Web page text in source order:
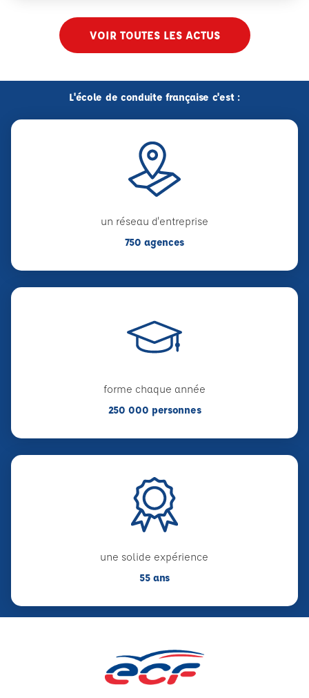
VOIR TOUTES LES ACTUS
L'école de conduite française c'est :
un réseau d'entreprise
750 agences
forme chaque année
250 000 personnes
une solide expérience
55 ans